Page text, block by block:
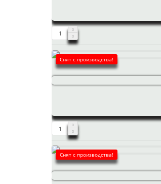
Снят с производства!
Снят с производства!